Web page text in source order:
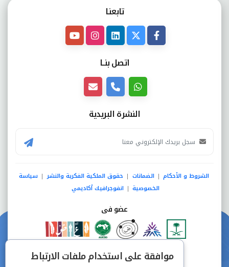
تابعنـا
اتصل بنــا
النشرة البريدية
الشروط و الأحكام | الضمانات | حقوق الملكية الفكرية والنشر | سياسة
الخصوصية | انفوجرافيك أكاديمي
عضو فى
دفع آمن من خلال
موافقة على استخدام ملفات الارتباط